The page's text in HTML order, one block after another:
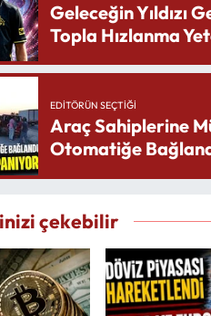
Geleceğin Yıldızı
Topla Hızlanma
EDITÖRÜN SEÇTIĞI
Araç Sahiplerine
Otomatiğe
çekebilir